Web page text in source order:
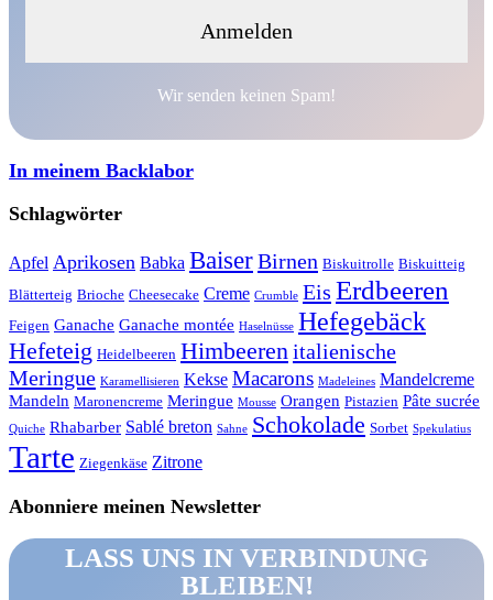
Wir senden keinen Spam!
In meinem Backlabor
Schlagwörter
Apfel Aprikosen Babka BaiserBirnen Biskuitrolle Biskuitteig
Blätterteig Brioche Cheesecake Creme Crumble Eis Erdbeeren
Feigen Ganache Ganache montée Haselnüsse Hefegebäck
Hefeteig Heidelbeeren Himbeeren italienische
Meringue Karamellisieren Kekse Macarons Madeleines Mandelcreme
Mandeln Maronencreme Meringue Mousse Orangen Pistazien Pâte sucrée
Quiche Rhabarber Sablé breton Sahne Schokolade Sorbet Spekulatius
Tarte Ziegenkäse Zitrone
Abonniere meinen Newsletter
LASS UNS IN VERBINDUNG
BLEIBEN!